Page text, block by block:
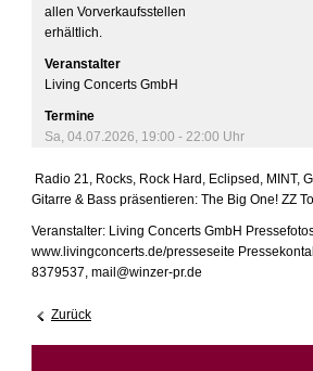
allen Vorverkaufsstellen
erhältlich.
Veranstalter
Living Concerts GmbH
Termine
Sa, 04.07.2026, 19:00 - 22:00 Uhr
Radio 21, Rocks, Rock Hard, Eclipsed, MINT,
Gitarre & Bass präsentieren: The Big One! ZZ
Veranstalter: Living Concerts GmbH
www.livingconcerts.de/presseseite
8379537, mail@winzer-pr.de
Zurück